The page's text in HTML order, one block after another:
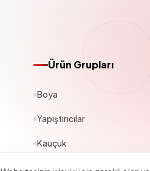
Ürün Grupları
Boya
Yapıştırıcılar
Kauçuk
Polyester